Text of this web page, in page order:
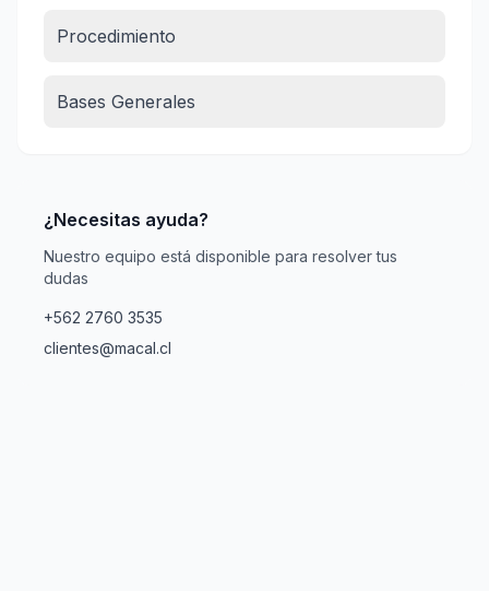
Procedimiento
Bases Generales
¿Necesitas ayuda?
Nuestro equipo está disponible para resolver tus
dudas
+562 2760 3535
clientes@macal.cl